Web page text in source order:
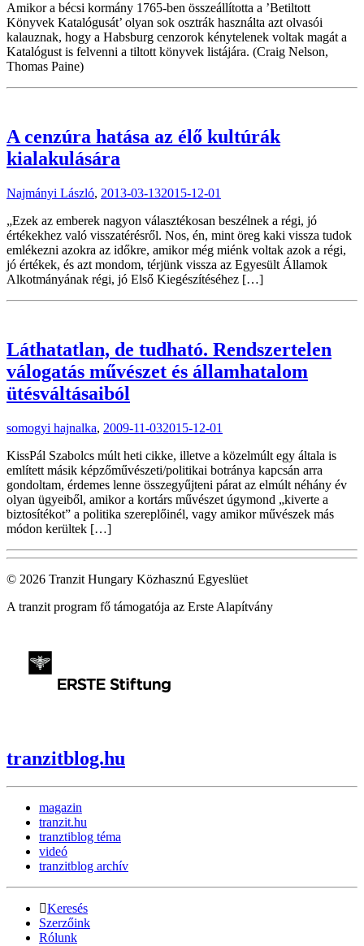
Amikor a bécsi kormány 1765-ben összeállította a ’Betiltott
Könyvek Katalógusát’ olyan sok osztrák használta azt olvasói
kalauznak, hogy a Habsburg cenzorok kénytelenek voltak magát a
Katalógust is felvenni a tiltott könyvek listájára. (Craig Nelson,
Thomas Paine)
A cenzúra hatása az élő kultúrák
kialakulására
Najmányi László, 2013-03-132015-12-01
„Ezek az emberek nagyon választékosan beszélnek a régi, jó
értékekhez való visszatérésről. Nos, én, mint öreg kaki vissza tudok
emlékezni azokra az időkre, amikor még miénk voltak azok a régi,
jó értékek, és azt mondom, térjünk vissza az Egyesült Államok
Alkotmányának régi, jó Első Kiegészítéséhez […]
Láthatatlan, de tudható. Rendszertelen
válogatás művészet és államhatalom
ütésváltásaiból
somogyi hajnalka, 2009-11-032015-12-01
KissPál Szabolcs múlt heti cikke, illetve a közelmúlt egy általa is
említett másik képzőművészeti/politikai botránya kapcsán arra
gondoltam, érdemes lenne összegyűjteni párat az elmúlt néhány év
olyan ügyeiből, amikor a kortárs művészet úgymond „kiverte a
biztosítékot” a politika szereplőinél, vagy amikor művészek más
módon kerültek […]
© 2026 Tranzit Hungary Közhasznú Egyeslüet
A tranzit program fő támogatója az Erste Alapítvány
tranzitblog.hu
magazin
tranzit.hu
tranztiblog téma
videó
tranzitblog archív
Keresés
Szerzőink
Rólunk